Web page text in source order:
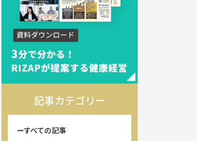
記事カテゴリー
すべての記事